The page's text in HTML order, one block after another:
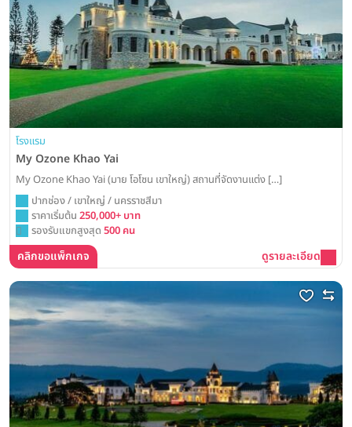
โรงแรม
My Ozone Khao Yai
My Ozone Khao Yai (มาย โอโซน เขาใหญ่) สถานที่จัดงานแต่ง […]
ปากช่อง / เขาใหญ่ / นครราชสีมา
ราคาเริ่มต้น 250,000+ บาท
รองรับแขกสูงสุด 500 คน
คลิกขอแพ็กเกจ ดูรายละเอียด